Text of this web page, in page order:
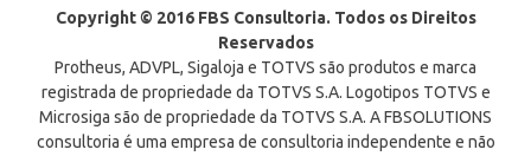
Copyright © 2016 FBS Consultoria. Todos os Direitos
Reservados
Protheus, ADVPL, Sigaloja e TOTVS são produtos e marca
registrada de propriedade da TOTVS S.A. Logotipos TOTVS e
Microsiga são de propriedade da TOTVS S.A. A FBSOLUTIONS
consultoria é uma empresa de consultoria independente e não